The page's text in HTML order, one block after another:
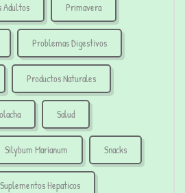
Adultos Primavera
Problemas Digestivos
Productos Naturales
Salud
Silybum Marianum Snacks
Suplementos Hepaticos